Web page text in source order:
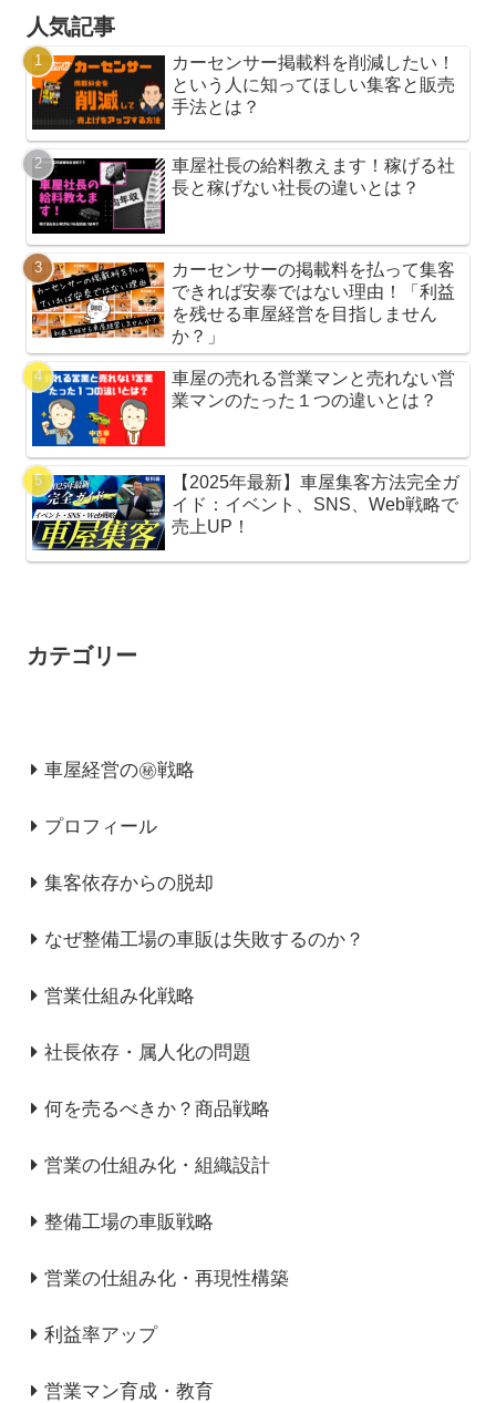
人気記事
カーセンサー掲載料を削減したい！
という人に知ってほしい集客と販売
手法とは？
車屋社長の給料教えます！稼げる社
長と稼げない社長の違いとは？
カーセンサーの掲載料を払って集客
できれば安泰ではない理由！「利益
を残せる車屋経営を目指しません
か？」
車屋の売れる営業マンと売れない営
業マンのたった１つの違いとは？
【2025年最新】車屋集客方法完全ガ
イド：イベント、SNS、Web戦略で
売上UP！
カテゴリー
車屋経営の㊙戦略
プロフィール
集客依存からの脱却
なぜ整備工場の車販は失敗するのか？
営業仕組み化戦略
社長依存・属人化の問題
何を売るべきか？商品戦略
営業の仕組み化・組織設計
整備工場の車販戦略
営業の仕組み化・再現性構築
利益率アップ
営業マン育成・教育